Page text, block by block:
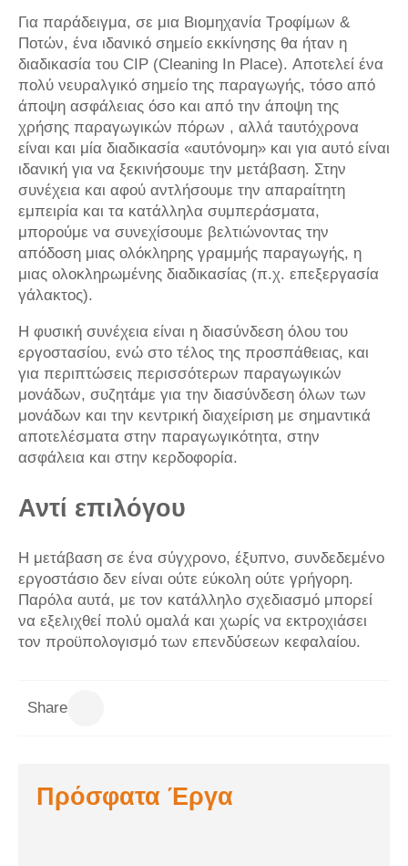
Για παράδειγμα, σε μια Βιομηχανία Τροφίμων &
Ποτών, ένα ιδανικό σημείο εκκίνησης θα ήταν η
διαδικασία του CIP (Cleaning In Place). Αποτελεί ένα
πολύ νευραλγικό σημείο της παραγωγής, τόσο από
άποψη ασφάλειας όσο και από την άποψη της
χρήσης παραγωγικών πόρων , αλλά ταυτόχρονα
είναι και μία διαδικασία «αυτόνομη» και για αυτό είναι
ιδανική για να ξεκινήσουμε την μετάβαση. Στην
συνέχεια και αφού αντλήσουμε την απαραίτητη
εμπειρία και τα κατάλληλα συμπεράσματα,
μπορούμε να συνεχίσουμε βελτιώνοντας την
απόδοση μιας ολόκληρης γραμμής παραγωγής, η
μιας ολοκληρωμένης διαδικασίας (π.χ. επεξεργασία
γάλακτος).
Η φυσική συνέχεια είναι η διασύνδεση όλου του
εργοστασίου, ενώ στο τέλος της προσπάθειας, και
για περιπτώσεις περισσότερων παραγωγικών
μονάδων, συζητάμε για την διασύνδεση όλων των
μονάδων και την κεντρική διαχείριση με σημαντικά
αποτελέσματα στην παραγωγικότητα, στην
ασφάλεια και στην κερδοφορία.
Αντί επιλόγου
Η μετάβαση σε ένα σύγχρονο, έξυπνο, συνδεδεμένο
εργοστάσιο δεν είναι ούτε εύκολη ούτε γρήγορη.
Παρόλα αυτά, με τον κατάλληλο σχεδιασμό μπορεί
να εξελιχθεί πολύ ομαλά και χωρίς να εκτροχιάσει
τον προϋπολογισμό των επενδύσεων κεφαλαίου.
Share
Πρόσφατα Έργα